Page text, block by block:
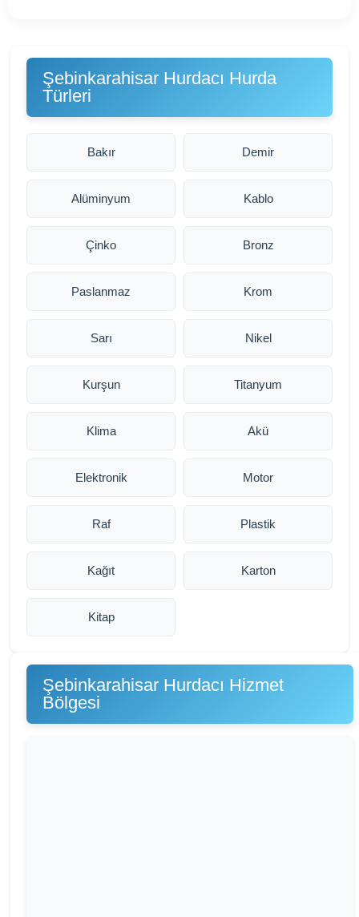
Şebinkarahisar Hurdacı Hurda
Türleri
Bakır Demir
Alüminyum Kablo
Çinko Bronz
Paslanmaz Krom
Sarı Nikel
Kurşun Titanyum
Klima Akü
Elektronik Motor
Raf Plastik
Kağıt Karton
Kitap
Şebinkarahisar Hurdacı Hizmet
Bölgesi